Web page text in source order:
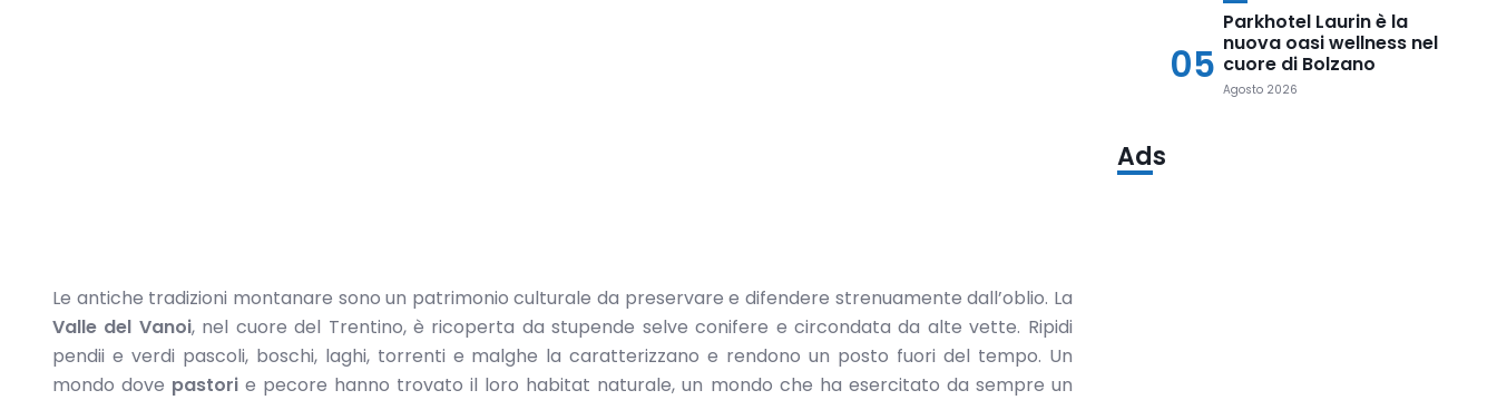
Le antiche tradizioni montanare sono un patrimonio culturale da preservare e difendere strenuamente dall’oblio. La
Valle del Vanoi, nel cuore del Trentino, è ricoperta da stupende selve conifere e circondata da alte vette. Ripidi
pendii e verdi pascoli, boschi, laghi, torrenti e malghe la caratterizzano e rendono un posto fuori del tempo. Un
mondo dove pastorie pecore hanno trovato il loro habitat naturale, un mondo che ha esercitato da sempre un
05
Parkhotel Laurin è la
nuova oasi wellness nel
cuore di Bolzano
Agosto 2026
Ads